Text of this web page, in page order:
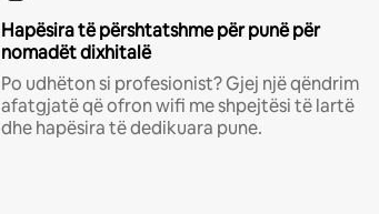
Hapësira të përshtatshme për punë për
nomadët dixhitalë
Po udhëton si profesionist? Gjej një qëndrim
afatgjatë që ofron wifi me shpejtësi të lartë
dhe hapësira të dedikuara pune.